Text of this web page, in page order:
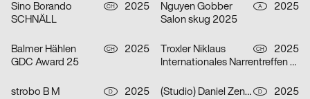
Sino Borando CH
2025
SCHNÄLL
Nguyen Gobber A
2025
Salon skug 2025
Balmer Hählen CH
2025
GDC Award 25
Troxler Niklaus CH
2025
Internationales Narrentreffen Willisau
strobo B M D
2025
(Studio) Daniel Zenker D
2025